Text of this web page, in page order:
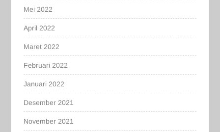
Mei 2022
April 2022
Maret 2022
Februari 2022
Januari 2022
Desember 2021
November 2021